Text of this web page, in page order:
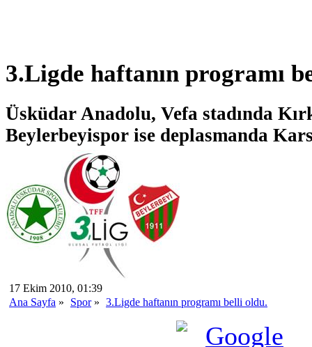
3.Ligde haftanın programı
Üsküdar Anadolu, Vefa stadında
Beylerbeyispor ise deplasmanda
17 Ekim 2010, 01:39
Ana Sayfa » Spor» 3.Ligde haftanın programı belli oldu.